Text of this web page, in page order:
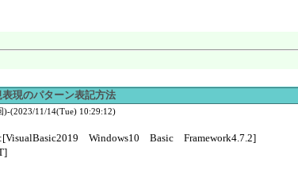
表現のパターン表記方法
)-(2023/11/14(Tue) 10:29:12)
Windows10 Basic Framework4.7.2]